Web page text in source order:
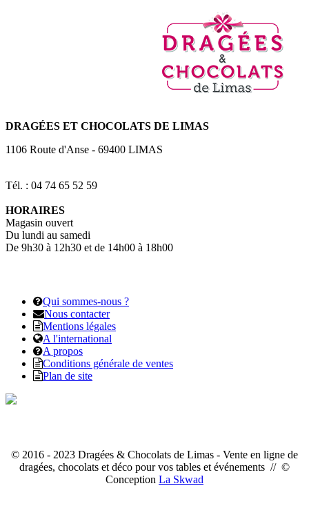
DRAGÉES ET CHOCOLATS DE LIMAS
1106 Route d'Anse - 69400 LIMAS
Tél. : 04 74 65 52 59
HORAIRES
Magasin ouvert
Du lundi au samedi
De 9h30 à 12h30 et de 14h00 à 18h00
Qui sommes-nous ?
Nous contacter
Mentions légales
A l'international
A propos
Conditions générale de ventes
Plan de site
© 2016 - 2023 Dragées & Chocolats de Limas - Vente en ligne de
dragées, chocolats et déco pour vos tables et événements // ©
Conception La Skwad